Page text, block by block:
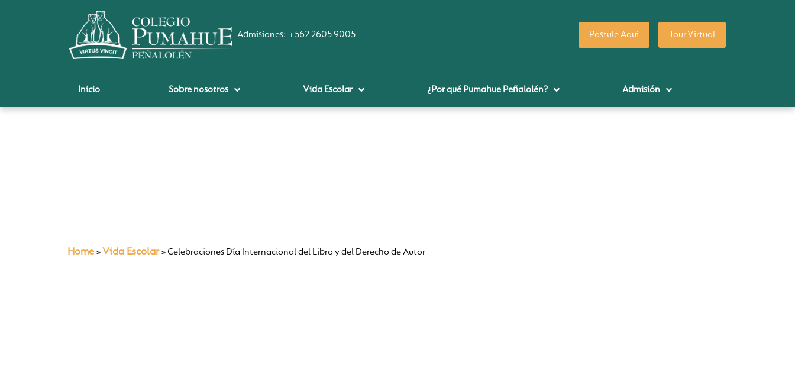
Admisiones: +562 2605 9005 Postule Aquí Tour Virtual
Inicio Sobre nosotros Vida Escolar ¿Por qué Pumahue Peñalolén? Admisión
Home » Vida Escolar» Celebraciones Día Internacional del Libro y del Derecho de Autor